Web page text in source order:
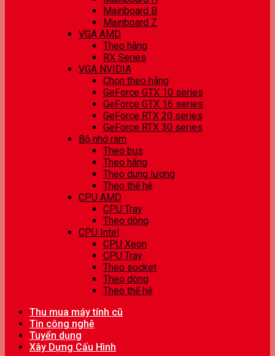
Mainboard B
Mainboard Z
VGA AMD
Theo hãng
RX Series
VGA NVIDIA
Chọn theo hãng
GeForce GTX 10 series
GeForce GTX 16 series
GeForce RTX 20 series
GeForce RTX 30 series
Bộ nhớ ram
Theo bus
Theo hãng
Theo dung lượng
Theo thế hệ
CPU AMD
CPU Tray
Theo dòng
CPU Intel
CPU Xeon
CPU Tray
Theo socket
Theo dòng
Theo thế hệ
Thu mua máy tính cũ
Tin công nghệ
Tuyển dụng
Xây Dựng Cấu Hình